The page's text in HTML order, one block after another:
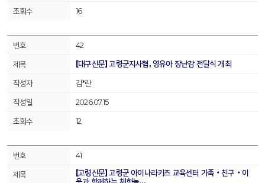
16
42
[대구신문] 고령군지사협, 영유아 장난감 전달식 개최
김*란
2026.07.15
12
41
[고령신문] 고령군 아이나라키즈 교육센터 가족‧친구‧이